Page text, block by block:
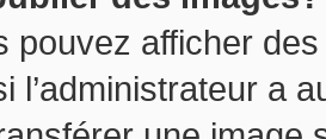
pouvez afficher
l’administrateur a